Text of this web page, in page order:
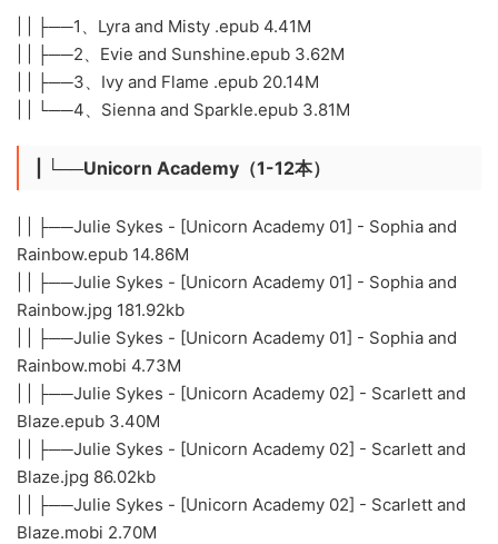
| | ├──1、Lyra and Misty .epub 4.41M
| | ├──2、Evie and Sunshine.epub 3.62M
| | ├──3、Ivy and Flame .epub 20.14M
| | └──4、Sienna and Sparkle.epub 3.81M
| └──Unicorn Academy（1-12本）
| | ├──Julie Sykes - [Unicorn Academy 01] - Sophia and
Rainbow.epub 14.86M
| | ├──Julie Sykes - [Unicorn Academy 01] - Sophia and
Rainbow.jpg 181.92kb
| | ├──Julie Sykes - [Unicorn Academy 01] - Sophia and
Rainbow.mobi 4.73M
| | ├──Julie Sykes - [Unicorn Academy 02] - Scarlett and
Blaze.epub 3.40M
| | ├──Julie Sykes - [Unicorn Academy 02] - Scarlett and
Blaze.jpg 86.02kb
| | ├──Julie Sykes - [Unicorn Academy 02] - Scarlett and
Blaze.mobi 2.70M